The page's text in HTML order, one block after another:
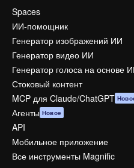
Spaces
ИИ-помощник
Генератор изображений ИИ
Генератор видео ИИ
Генератор голоса на основе
Стоковый контент
MCP для Claude/ChatGPT
Агенты Новое
API
Мобильное приложение
Все инструменты Magnific